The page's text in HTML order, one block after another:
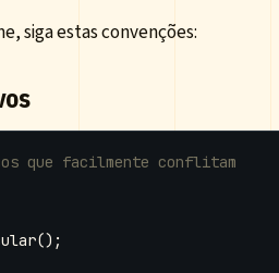
siga estas convenções:
();